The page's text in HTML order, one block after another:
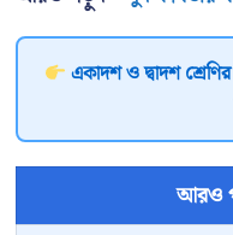
একাদশ ও দ্বাদশ
আরও